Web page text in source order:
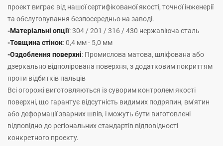
проект виграє від нашої сертифікованої якості, точної інженерії
та обслуговування безпосередньо на заводі.
-Матеріальні опції: 304 / 201 / 316 / 430 нержавіюча сталь
-Товщина стінок: 0,4 мм - 5,0 мм
-Оздоблення поверхні: Промислова матова, шліфована або
дзеркально відполірована поверхня, з додатковим покриттям
проти відбитків пальців
Всі огорожі виготовляються із суворим контролем якості
поверхні, що гарантує відсутність видимих подряпин, вм'ятин
або деформації зварних швів, і можуть бути виготовлені
відповідно до регіональних стандартів відповідності
конкретного проекту.